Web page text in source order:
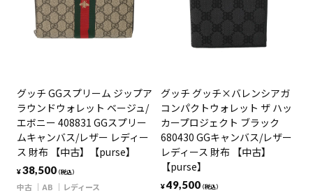
グッチ GGスプリーム ジップア
ラウンドウォレット ベージュ/
エボニー 408831 GGスプリー
ムキャンバス/レザー レディー
ス 財布 【中古】【purse】
¥38,500（税込）
中古 AB レディース
グッチ グッチ×バレンシアガ
コンパクトウォレット ザ ハッ
カープロジェクト ブラック
680430 GGキャンバス/レザー
レディース 財布 【中古】
【purse】
¥49,500（税込）